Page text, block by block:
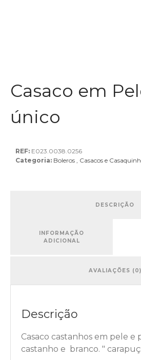
Casaco em
único
REF: E023.0038.0256
Categoria: Boleros , Casacos e
DESCRIÇÃO
INFORMAÇÃO
ADICIONAL
AVALIAÇÕES (0)
Descrição
Casaco castanhos em pele e
castanho e branco. "